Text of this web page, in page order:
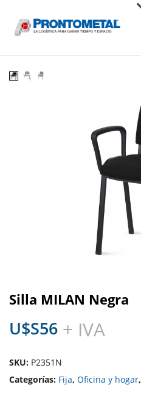
Silla MILAN Negra
U$S56 + IVA
SKU: P2351N
Categorías: Fija, Oficina y hogar,